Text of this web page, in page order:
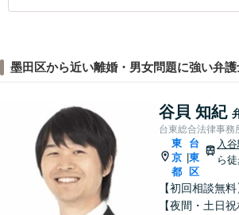
墨田区から近い離婚・男女問題に強い弁護
谷貝 知紀
台東総合法律事務
東
京
都
|
台
東
区
入
ら
【初回相談無
【夜間・土日